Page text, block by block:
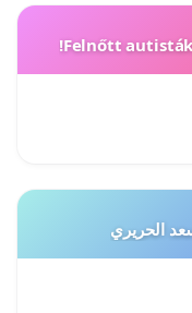
Felnőtt
الحريري